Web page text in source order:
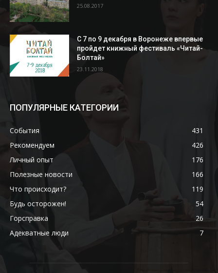
25.08.2017
С 7 по 9 декабря в Воронеже впервые
пройдет книжный фестиваль «Читай-
Болтай»
23.11.2018
ПОПУЛЯРНЫЕ КАТЕГОРИИ
События
431
Рекомендуем
426
Личный опыт
176
Полезные новости
166
Что происходит?
119
Будь осторожен!
54
Горсправка
26
Адекватные люди
7